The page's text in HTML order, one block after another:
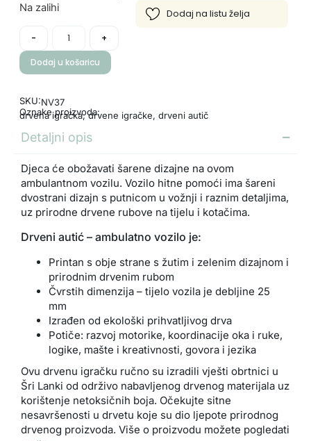
Na zalihi
- +
Dodaj u košaricu
SKU:NV37
Oznake proizvoda:
drvena igračka,drvene igračke, drveni autič
Detaljni opis
Djeca će obožavati šarene dizajne na ovom
ambulantnom vozilu. Vozilo hitne pomoći ima šareni
dvostrani dizajn s putnicom u vožnji i raznim detaljima,
uz prirodne drvene rubove na tijelu i kotačima.
Drveni autić – ambulatno vozilo je:
Printan s obje strane s žutim i zelenim dizajnom i
prirodnim drvenim rubom
Čvrstih dimenzija – tijelo vozila je debljine 25
mm
Izrađen od ekološki prihvatljivog drva
Potiče: razvoj motorike, koordinacije oka i ruke,
logike, mašte i kreativnosti, govora i jezika
Ovu drvenu igračku ručno su izradili vješti obrtnici u
Šri Lanki od održivo nabavljenog drvenog materijala uz
korištenje netoksičnih boja. Očekujte sitne
nesavršenosti u drvetu koje su dio ljepote prirodnog
drvenog proizvoda. Više o proizvodu možete pogledati